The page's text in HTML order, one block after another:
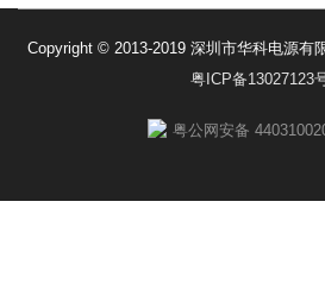
Copyright © 2013-2019 深圳市华科电源有
粤ICP备13027123
粤公网安备